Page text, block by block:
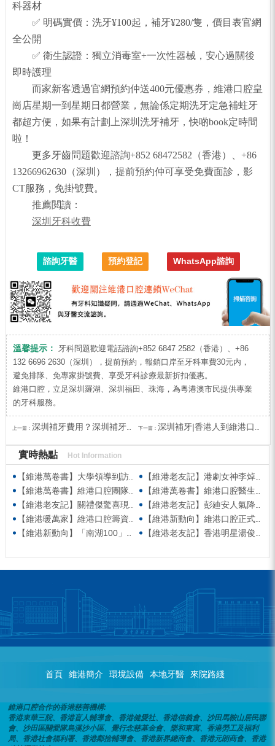
科器材
✅ 明碼實價：洗牙¥100起，補牙¥280/隻，價目表官網
全公開
✅ 衛生認證：獨立消毒室+一次性器械，安心過關後
即時護理
而家新客透過官網預約仲送400元優惠券，維港口腔皇
崗店星期一到星期日都營業，無論係定期洗牙定急補蛀牙
都超方便，如果有計劃上深圳洗牙補牙，快啲book定時間
啦！
更多牙齒問題歡迎諮詢+852 68472582（香港）、+86
13266962630（深圳），提前預約仲可享受免費面診，影
CT服務，免掛號費。
推薦閲讀：
深圳牙科收費
諮詢牙醫 預約登記 WhatsApp諮詢
溫馨提示：
牙科問題歡迎電話諮詢+852 6847 2582（香港）、+86
132 6696 2630（深圳），提前預約，報銷口岸至牙科車費30元内，
避免排隊、免專家掛號費、享受牙科診療最新折扣優惠。
維港口腔，立足深圳羅湖、深圳福田、珠海，為粵港澳市民提供專業
的牙科服務。
上一篇： 深圳補牙費用？深圳補牙的流程和步驟 下一篇： 深圳補牙|香港人到維港口腔補牙故事
實時熱點 Hot Information
【維港萬卷書】大學領導到訪維港口腔參觀交流 高度讚賞院感消毒與規範化管理
【維港老友記】港劇女神李焯寧現身維港口腔擔任一日店長，分享護牙心得
【維港萬卷書】維港口腔團隊走進香港書展 感受閱讀力量拓寬專業視野
【維港萬卷書】維港口腔醫生團隊受邀參與美國登士柏西諾德專題研討 聚焦無牙頜種植修復前沿策略
【維港老友記】關禮傑驚喜現身維港口腔出任明星一日CEO 即場演繹同分享經驗！
【維港老友記】彭廸安人氣降臨維港口腔任明星一日店長 勁歌熱舞快閃表演點燃全場！
【維港暖萬家】維港口腔籌資捐款援助廣西洪澇災區 攜手香港廣西南寧同鄉會共獻愛心
【維港新動向】維港口腔正式獲聘為「羅湖區社會醫療機構行業協會監事單位」
【維港新動向】「南湖100」品牌發佈會 維港口腔獲評「突出貢獻企業」殊榮
【維港老友記】香港明星湯俊明驚喜現身維港口腔 擔任明星一日店長！
首頁 維港簡介 環境設備 本地牙醫 來院路綫
維港口腔合作的香港慈善機構:
香港東華三院、香港盲人輔導會、香港健愛社、香港信義會、沙田馬鞍山居民聯
會、沙田區關愛隊烏溪沙小區、覺行念慈基金會、樂和東寓、香港勞工及福利
局、香港社會福利署、香港鄰捨輔導會、香港新界總商會、香港元朗商會、香港